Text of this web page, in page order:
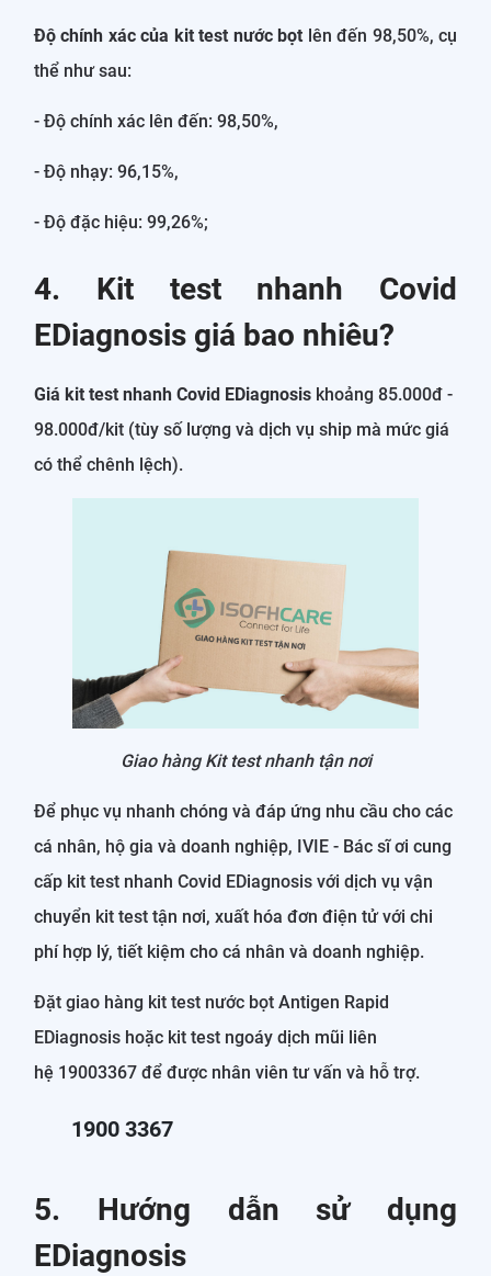
Độ chính xác của kit test nước bọt lên đến 98,50%, cụ
thể như sau:
- Độ chính xác lên đến: 98,50%,
- Độ nhạy: 96,15%,
- Độ đặc hiệu: 99,26%;
4. Kit test nhanh Covid
EDiagnosis giá bao nhiêu?
Giá kit test nhanh Covid EDiagnosis khoảng 85.000đ -
98.000đ/kit (tùy số lượng và dịch vụ ship mà mức giá
có thể chênh lệch).
Giao hàng Kit test nhanh tận nơi
Để phục vụ nhanh chóng và đáp ứng nhu cầu cho các
cá nhân, hộ gia và doanh nghiệp, IVIE - Bác sĩ ơi cung
cấp kit test nhanh Covid EDiagnosis với dịch vụ vận
chuyển kit test tận nơi, xuất hóa đơn điện tử với chi
phí hợp lý, tiết kiệm cho cá nhân và doanh nghiệp.
Đặt giao hàng kit test nước bọt Antigen Rapid
EDiagnosis hoặc kit test ngoáy dịch mũi liên
hệ 19003367 để được nhân viên tư vấn và hỗ trợ.
1900 3367
5. Hướng dẫn sử dụng
EDiagnosis